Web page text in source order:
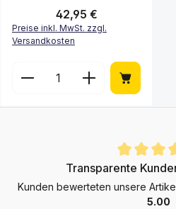
Regulärer Preis:
42,95 €
Preise inkl. MwSt. zzgl.
Versandkosten
Produkt Anzahl: Gib den
Durchschnittliche Bewertung von
Transparente
Kunden bewerteten unsere
5.00